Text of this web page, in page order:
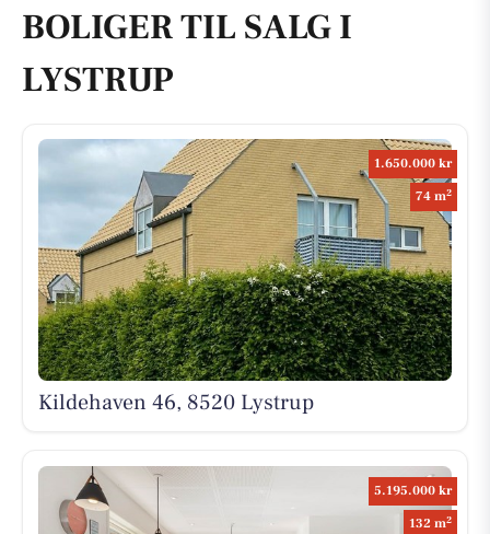
BOLIGER TIL SALG I
LYSTRUP
1.650.000 kr
74 m2
Kildehaven 46, 8520 Lystrup
5.195.000 kr
132 m2